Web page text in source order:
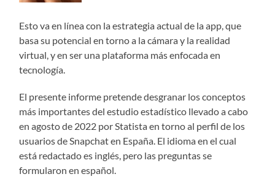
Esto va en línea con la estrategia actual de la app, que
basa su potencial en torno a la cámara y la realidad
virtual, y en ser una plataforma más enfocada en
tecnología.
El presente informe pretende desgranar los conceptos
más importantes del estudio estadístico llevado a cabo
en agosto de 2022 por Statista en torno al perfil de los
usuarios de Snapchat en España. El idioma en el cual
está redactado es inglés, pero las preguntas se
formularon en español.